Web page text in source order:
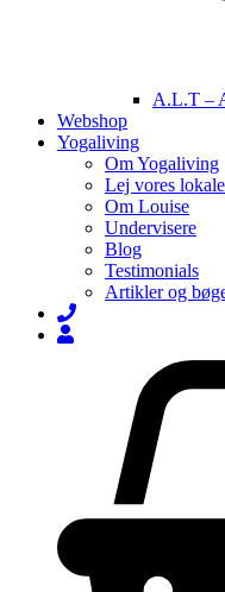
A.L.T –
Webshop
Yogaliving
Om Yogaliving
Lej vores
Om Louise
Undervisere
Blog
Testimonials
Artikler og